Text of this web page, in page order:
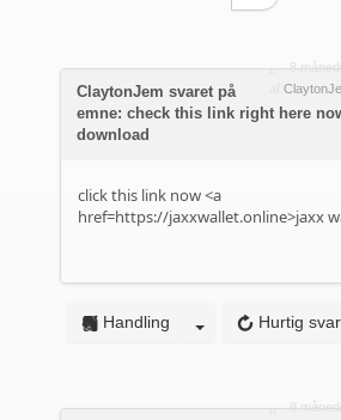
8
ClaytonJem svaret på
emne: check this link right here
download
click this link now <a
href=https://jaxxwallet.online>jaxx
Hurtig svar
Handling
8